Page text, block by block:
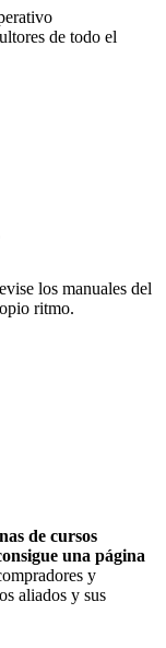
de todo el
los manuales del
ritmo.
de cursos
una página
y
aliados y sus